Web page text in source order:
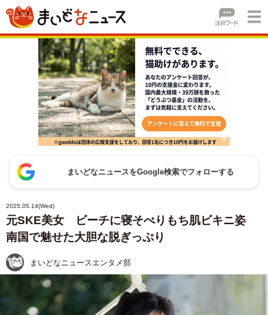
まいどなニュースをGoogle検索でフォローする
2025.05.14(Wed)
元SKE美女 ビーチに寝そべりもち肌ビキニ姿
南国で魅せた大胆な脱ぎっぷり
まいどなニュースエンタメ部